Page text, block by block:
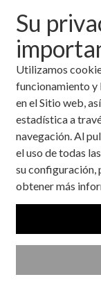
Su
Utilizamos
funcionamiento y
en el Sitio web,
estadística a
navegación. Al
el uso de todas
su configuración,
obtener más